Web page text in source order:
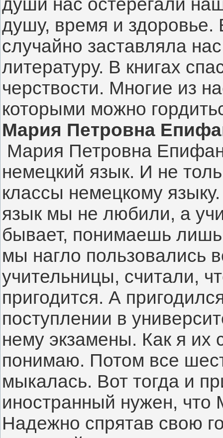
душу, время и здоровье.
случайно заставляла
литературу. В книгах
черствости. Многие из
которыми можно
Мария Петровна
Мария Петровна
немецкий язык. И не
классы немецкому
язык мы не любили, а
бывает, понимаешь
мы нагло пользовались
учительницы, считали,
пригодится. А
поступлении в
нему экзамены. Как я их
понимаю. Потом все
мыкалась. Вот тогда и
иностранный нужен,
Надежно спрятав свою